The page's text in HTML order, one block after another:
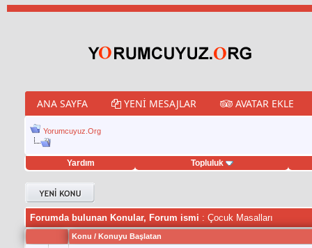
ANA SAYFA YENI MESAJLAR AVATAR EKLE
Yorumcuyuz.Org
Yardım Topluluk
hilesi
Forumda bulunan Konular, Forum ismi : Çocuk Masalları
Konu / Konuyu Başlatan